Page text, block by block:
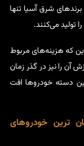
شرق آسیا تنها
تولید می‌کنند.
که هزینه‌های مربوط
آن را نیز در گذر زمان
دسته خودروها افت
ترین خودروهای